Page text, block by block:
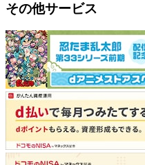
その他サービス